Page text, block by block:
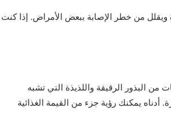
من خطر الإصابة ببعض الأمراض. إذا كنت
البذور الرقيقة واللذيذة التي تشبه
يمكنك رؤية جزء من القيمة الغذائية